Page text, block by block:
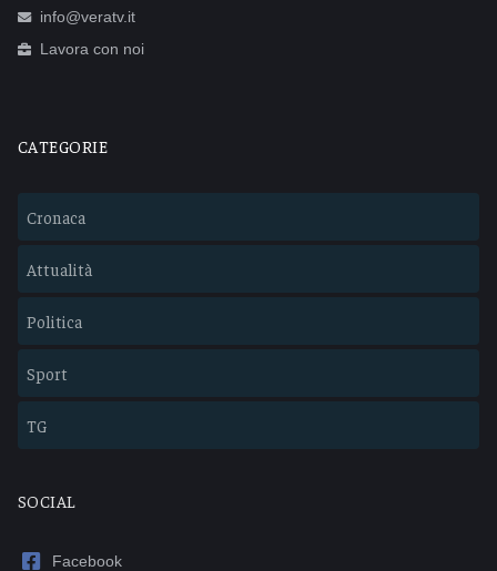
info@veratv.it
Lavora con noi
CATEGORIE
Cronaca
Attualità
Politica
Sport
TG
SOCIAL
Facebook